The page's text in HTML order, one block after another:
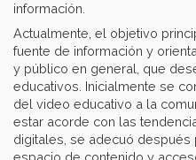
información.
Actualmente, el objetivo
fuente de información y
y público en general, que
educativos. Inicialmente se
del video educativo a la
estar acorde con las
digitales, se adecuó después